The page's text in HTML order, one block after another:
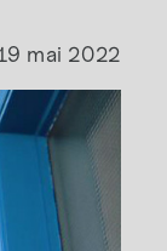
mai 2022